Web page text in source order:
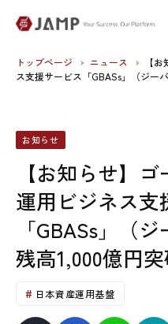
トップページ ニュース
【
ス支援サービス「GBASs」（ジー
お知らせ
【お知らせ】
運用ビジネス支
「GBASs」（
残高1,000億円
日本資産運用基盤